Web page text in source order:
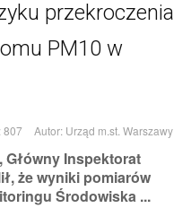
przekroczenia
PM10 w
807 Autor: Urząd m.st. Warszawy
Główny Inspektorat
że wyniki pomiarów
Środowiska ...